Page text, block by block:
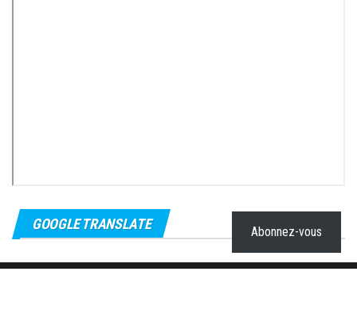
GOOGLE TRANSLATE Abonnez-vous